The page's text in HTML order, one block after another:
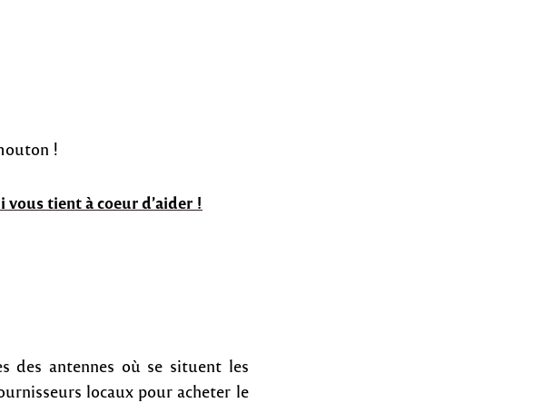
!
tient à coeur d’aider !
des antennes où se situent les
locaux pour acheter le